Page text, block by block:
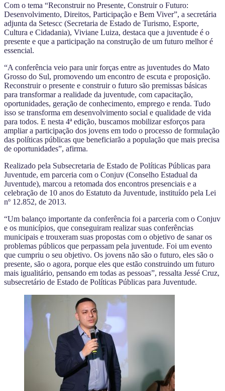
Com o tema “Reconstruir no Presente, Construir o Futuro:
Desenvolvimento, Direitos, Participação e Bem Viver”, a secretária
adjunta da Setescc (Secretaria de Estado de Turismo, Esporte,
Cultura e Cidadania), Viviane Luiza, destaca que a juventude é o
presente e que a participação na construção de um futuro melhor é
essencial.
“A conferência veio para unir forças entre as juventudes do Mato
Grosso do Sul, promovendo um encontro de escuta e proposição.
Reconstruir o presente e construir o futuro são premissas básicas
para transformar a realidade da juventude, com capacitação,
oportunidades, geração de conhecimento, emprego e renda. Tudo
isso se transforma em desenvolvimento social e qualidade de vida
para todos. E nesta 4ª edição, buscamos mobilizar esforços para
ampliar a participação dos jovens em todo o processo de formulação
das políticas públicas que beneficiarão a população que mais precisa
de oportunidades”, afirma.
Realizado pela Subsecretaria de Estado de Políticas Públicas para
Juventude, em parceria com o Conjuv (Conselho Estadual da
Juventude), marcou a retomada dos encontros presenciais e a
celebração de 10 anos do Estatuto da Juventude, instituído pela Lei
nº 12.852, de 2013.
“Um balanço importante da conferência foi a parceria com o Conjuv
e os municípios, que conseguiram realizar suas conferências
municipais e trouxeram suas propostas com o objetivo de sanar os
problemas públicos que perpassam pela juventude. Foi um evento
que cumpriu o seu objetivo. Os jovens não são o futuro, eles são o
presente, são o agora, porque eles que estão construindo um futuro
mais igualitário, pensando em todas as pessoas”, ressalta Jessé Cruz,
subsecretário de Estado de Políticas Públicas para Juventude.